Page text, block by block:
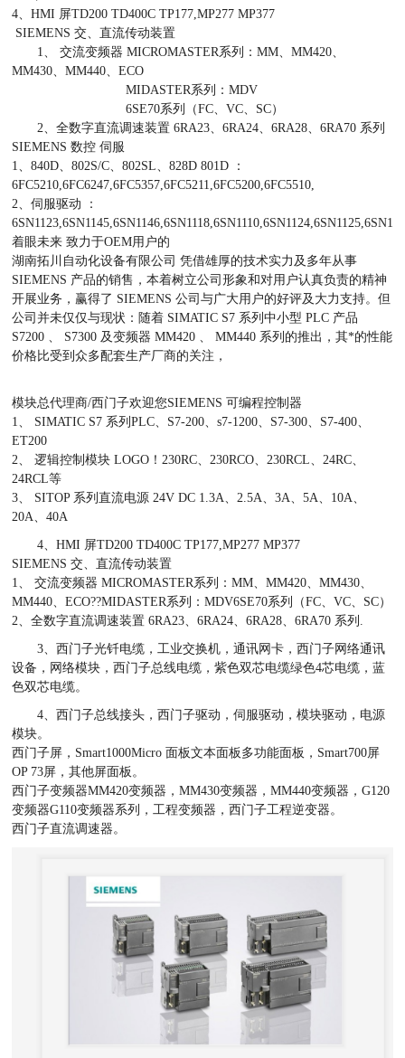
4、HMI 屏TD200 TD400C TP177,MP277 MP377
SIEMENS 交、直流传动装置
1、 交流变频器 MICROMASTER系列：MM、MM420、
MM430、MM440、ECO
MIDASTER系列：MDV
6SE70系列（FC、VC、SC）
2、全数字直流调速装置 6RA23、6RA24、6RA28、6RA70 系列
SIEMENS 数控 伺服
1、840D、802S/C、802SL、828D 801D ：
6FC5210,6FC6247,6FC5357,6FC5211,6FC5200,6FC5510,
2、伺服驱动 ：
着眼未来 致力于OEM用户的
湖南拓川自动化设备有限公司 凭借雄厚的技术实力及多年从事
SIEMENS 产品的销售，本着树立公司形象和对用户认真负责的精神
开展业务，赢得了 SIEMENS 公司与广大用户的好评及大力支持。但
公司并未仅仅与现状：随着 SIMATIC S7 系列中小型 PLC 产品
S7200 、 S7300 及变频器 MM420 、 MM440 系列的推出，其*的性能
价格比受到众多配套生产厂商的关注，
模块总代理商/西门子欢迎您SIEMENS 可编程控制器
1、 SIMATIC S7 系列PLC、S7-200、s7-1200、S7-300、S7-400、
ET200
2、 逻辑控制模块 LOGO！230RC、230RCO、230RCL、24RC、
24RCL等
3、 SITOP 系列直流电源 24V DC 1.3A、2.5A、3A、5A、10A、
20A、40A
4、HMI 屏TD200 TD400C TP177,MP277 MP377
SIEMENS 交、直流传动装置
1、 交流变频器 MICROMASTER系列：MM、MM420、MM430、
MM440、ECO??MIDASTER系列：MDV6SE70系列（FC、VC、SC）
2、全数字直流调速装置 6RA23、6RA24、6RA28、6RA70 系列.
3、西门子光钎电缆，工业交换机，通讯网卡，西门子网络通讯
设备，网络模块，西门子总线电缆，紫色双芯电缆绿色4芯电缆，蓝
色双芯电缆。
4、西门子总线接头，西门子驱动，伺服驱动，模块驱动，电源
模块。
西门子屏，Smart1000Micro 面板文本面板多功能面板，Smart700屏
OP 73屏，其他屏面板。
西门子变频器MM420变频器，MM430变频器，MM440变频器，G120
变频器G110变频器系列，工程变频器，西门子工程逆变器。
西门子直流调速器。